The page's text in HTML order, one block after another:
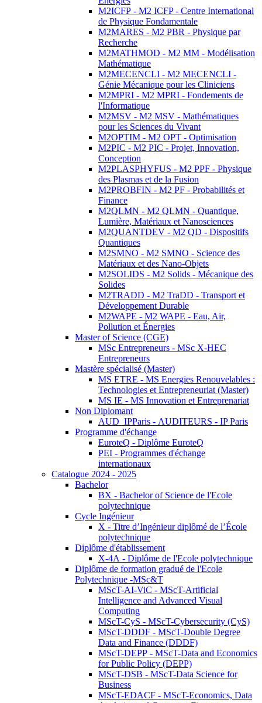
M2ICFP - M2 ICFP - Centre International
de Physique Fondamentale
M2MARES - M2 PBR - Physique par
Recherche
M2MATHMOD - M2 MM - Modélisation
Mathématique
M2MECENCLI - M2 MECENCLI -
Génie Mécanique pour les Cliniciens
M2MPRI - M2 MPRI - Fondements de
l'Informatique
M2MSV - M2 MSV - Mathématiques
pour les Sciences du Vivant
M2OPTIM - M2 OPT - Optimisation
M2PIC - M2 PIC - Projet, Innovation,
Conception
M2PLASPHYFUS - M2 PPF - Physique
des Plasmas et de la Fusion
M2PROBFIN - M2 PF - Probabilités et
Finance
M2QLMN - M2 QLMN - Quantique,
Lumière, Matériaux et Nanosciences
M2QUANTDEV - M2 QD - Dispositifs
Quantiques
M2SMNO - M2 SMNO - Science des
Matériaux et des Nano-Objets
M2SOLIDS - M2 Solids - Mécanique des
Solides
M2TRADD - M2 TraDD - Transport et
Développement Durable
M2WAPE - M2 WAPE - Eau, Air,
Pollution et Énergies
Master of Science (CGE)
MSc Entrepreneurs - MSc X-HEC
Entrepreneurs
Mastère spécialisé (Master)
MS ETRE - MS Energies Renouvelables :
Technologies et Entrepreneuriat (Master)
MS IE - MS Innovation et Entreprenariat
Non Diplomant
AUD_IPParis - AUDITEURS - IP Paris
Programme d'échange
EuroteQ - Diplôme EuroteQ
PEI - Programmes d'échange
internationaux
Catalogue 2024 - 2025
Bachelor
BX - Bachelor of Science de l'Ecole
polytechnique
Cycle Ingénieur
X - Titre d’Ingénieur diplômé de l’École
polytechnique
Diplôme d'établissement
X-4A - Diplôme de l'Ecole polytechnique
Diplôme de formation gradué de l'Ecole
Polytechnique -MSc&T
MScT-AI-ViC - MScT-Artificial
Intelligence and Advanced Visual
Computing
MScT-CyS - MScT-Cybersecurity (CyS)
MScT-DDDF - MScT-Double Degree
Data and Finance (DDDF)
MScT-DEPP - MScT-Data and Economics
for Public Policy (DEPP)
MScT-DSB - MScT-Data Science for
Business
MScT-EDACF - MScT-Economics, Data